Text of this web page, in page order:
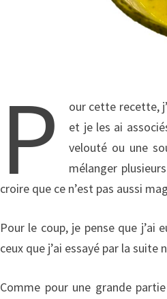
P
our cette recette,
et je les ai
velouté ou une
mélanger
croire que ce n’est pas aussi
Pour le coup, je pense que j’ai
ceux que j’ai essayé par la
Comme pour une grande